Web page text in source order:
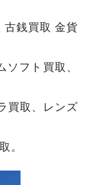
古銭買取 金貨
フト買取、
買取、レンズ
。